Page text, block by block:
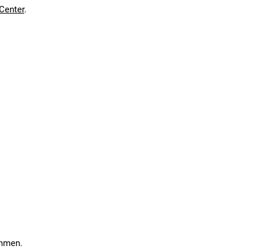
kann. Einen Fehler gefunden?
.